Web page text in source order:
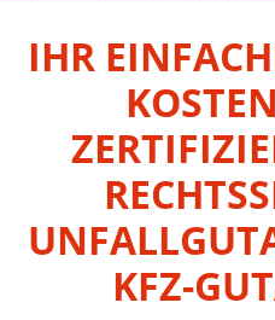
IHR
KFZ-